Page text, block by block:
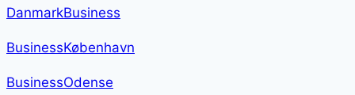
DanmarkBusiness
BusinessKøbenhavn
BusinessOdense